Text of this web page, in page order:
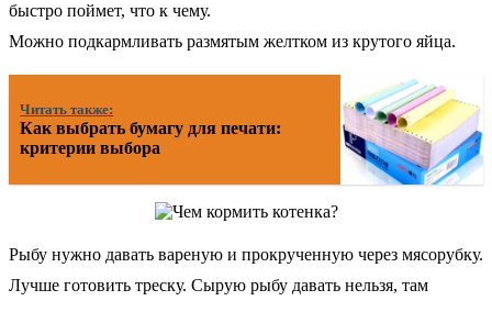
быстро поймет, что к чему.
Можно подкармливать размятым желтком из крутого яйца.
Читать также:
Как выбрать бумагу для печати:
критерии выбора
Рыбу нужно давать вареную и прокрученную через мясорубку.
Лучше готовить треску. Сырую рыбу давать нельзя, там